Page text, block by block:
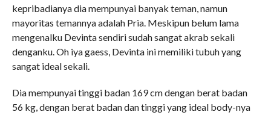
kepribadianya dia mempunyai banyak teman, namun
mayoritas temannya adalah Pria. Meskipun belum lama
mengenalku Devinta sendiri sudah sangat akrab sekali
denganku. Oh iya gaess, Devinta ini memiliki tubuh yang
sangat ideal sekali.
Dia mempunyai tinggi badan 169 cm dengan berat badan
56 kg, dengan berat badan dan tinggi yang ideal body-nya